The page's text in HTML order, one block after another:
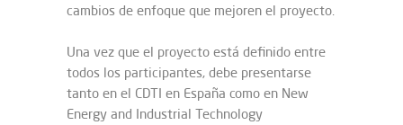
cambios de enfoque que mejoren el proyecto.
Una vez que el proyecto está definido entre
todos los participantes, debe presentarse
tanto en el CDTI en España como en New
Energy and Industrial Technology